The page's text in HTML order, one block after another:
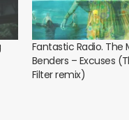
Fantastic Radio. The
Benders – Excuses
Filter remix)